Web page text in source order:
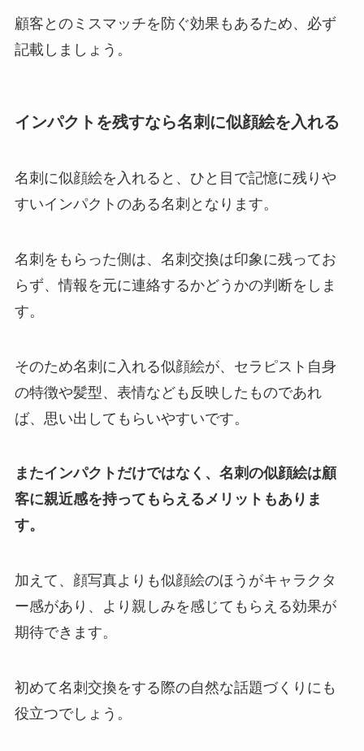
顧客とのミスマッチを防ぐ効果もあるため、必ず
記載しましょう。
インパクトを残すなら名刺に似顔絵を入れる
名刺に似顔絵を入れると、ひと目で記憶に残りや
すいインパクトのある名刺となります。
名刺をもらった側は、名刺交換は印象に残ってお
らず、情報を元に連絡するかどうかの判断をしま
す。
そのため名刺に入れる似顔絵が、セラピスト自身
の特徴や髪型、表情なども反映したものであれ
ば、思い出してもらいやすいです。
またインパクトだけではなく、名刺の似顔絵は顧
客に親近感を持ってもらえるメリットもありま
す。
加えて、顔写真よりも似顔絵のほうがキャラクタ
ー感があり、より親しみを感じてもらえる効果が
期待できます。
初めて名刺交換をする際の自然な話題づくりにも
役立つでしょう。